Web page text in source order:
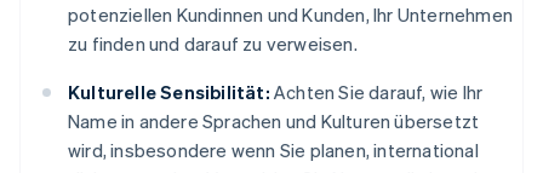
potenziellen Kundinnen und Kunden, Ihr Unternehmen
zu finden und darauf zu verweisen.
Kulturelle Sensibilität: Achten Sie darauf, wie Ihr
Name in andere Sprachen und Kulturen übersetzt
wird, insbesondere wenn Sie planen, international